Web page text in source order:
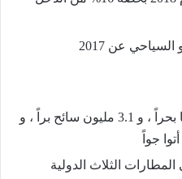
600 ألف سائح زاروا جورجيا بحراً ، و 3.1 مليون سائح براً ، و
المطارات الثلاث الدولية